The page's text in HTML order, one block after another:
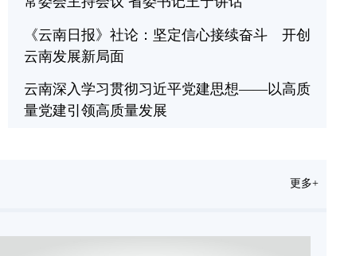
“绿满昌宁·生态富民”新闻发布会在昌举办
《云南日报》社论：坚定信心接续奋斗 开创
云南发展新局面
云南深入学习贯彻习近平党建思想——以高质
量党建引领高质量发展
更多+